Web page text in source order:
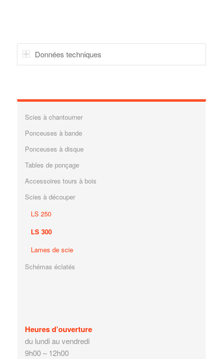
Données techniques
Scies à chantourner
Ponceuses à bande
Ponceuses à disque
Tables de ponçage
Accessoires tours à bois
Scies à découper
LS 250
LS 300
Lames de scie
Schémas éclatés
Heures d’ouverture
du lundi au vendredi
9h00 – 12h00